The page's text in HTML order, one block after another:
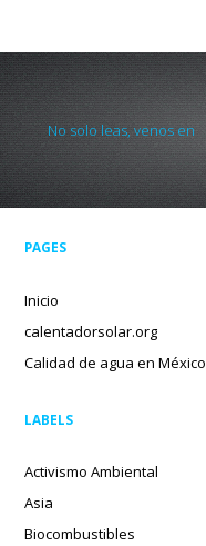
No solo leas, venos en
PAGES
Inicio
calentadorsolar.org
Calidad de agua en México
LABELS
Activismo Ambiental
Asia
Biocombustibles